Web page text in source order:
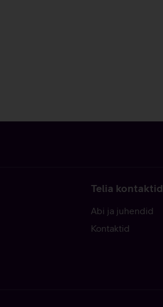
Telia kontaktid
Abi ja juhendid
Kontaktid